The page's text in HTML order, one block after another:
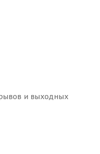
и выходных